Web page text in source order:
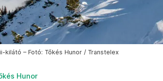
kilátó – Fotó: Tőkés Hunor / Transtelex
Hunor